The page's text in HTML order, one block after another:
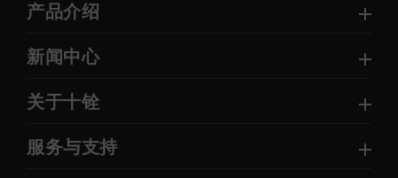
产品介绍
新闻中心
关于十铨
服务与支持